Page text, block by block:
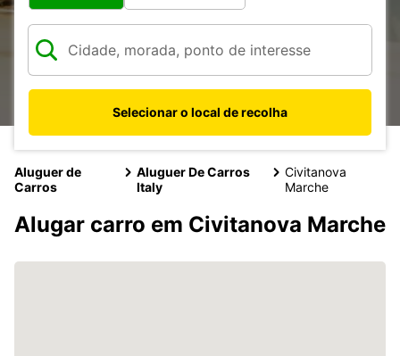
Selecionar o local de recolha
Aluguer de
Carros
Aluguer De Carros
Italy
Civitanova
Marche
Alugar carro em Civitanova Marche